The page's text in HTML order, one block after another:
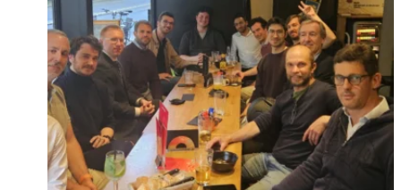
Charger plus Suivre sur Instagram
Identifiant oublié ?
Mot de passe
oublié ?